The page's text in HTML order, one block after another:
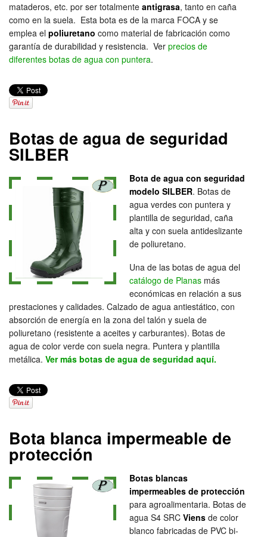
mataderos, etc. por ser totalmente antigrasa, tanto en caña
como en la suela. Esta bota es de la marca FOCA y se
emplea el poliuretano como material de fabricación como
garantía de durabilidad y resistencia. Ver precios de
diferentes botas de agua con puntera.
Botas de agua de seguridad
SILBER
Bota de agua con seguridad
modelo SILBER. Botas de
agua verdes con puntera y
plantilla de seguridad, caña
alta y con suela antideslizante
de poliuretano.
Una de las botas de agua del
catálogo de Planas más
económicas en relación a sus
prestaciones y calidades. Calzado de agua antiestático, con
absorción de energía en la zona del talón y suela de
poliuretano (resistente a aceites y carburantes). Botas de
agua de color verde con suela negra. Puntera y plantilla
metálica. Ver más botas de agua de seguridad aquí.
Bota blanca impermeable de
protección
Botas blancas
impermeables de protección
para agroalimentaria. Botas de
agua S4 SRC Viens de color
blanco fabricadas de PVC bi-